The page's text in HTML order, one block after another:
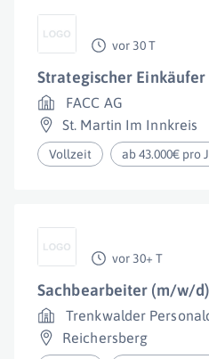
vor 30 T
Strategischer
FACC AG
St. Martin Im Innkreis
Vollzeit ab 43.000€ pro
vor 30+ T
Sachbearbeiter (m/w/d)
Trenkwalder
Reichersberg